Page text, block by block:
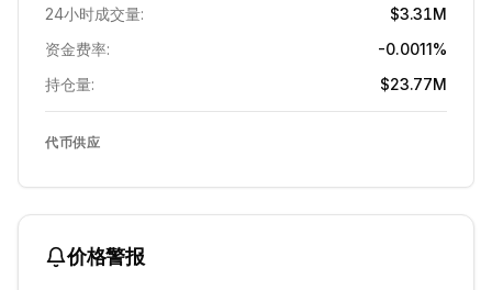
24小时成交量:
$3.31M
资金费率:
-0.0011%
持仓量:
$23.77M
代币供应
价格警报